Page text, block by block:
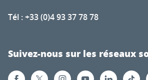
Tél : +33 (0)4 93 37 78 78
Suivez-nous sur les réseaux